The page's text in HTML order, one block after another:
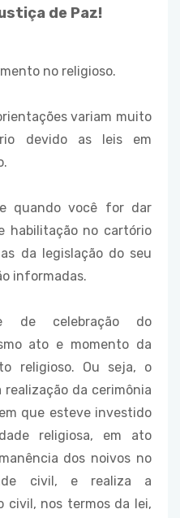
de Paz!
no religioso.
variam muito
devido as leis em
quando você for dar
habilitação no cartório
da legislação do seu
informadas.
de celebração do
ato e momento da
religioso. Ou seja, o
realização da cerimônia
que esteve investido
religiosa, em ato
dos noivos no
civil, e realiza a
civil, nos termos da lei,